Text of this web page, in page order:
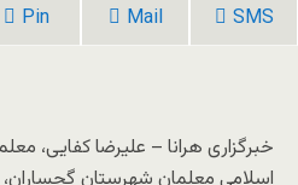
Pin Mail SMS
خبرگزاری هرانا – علیرضا کفایی،